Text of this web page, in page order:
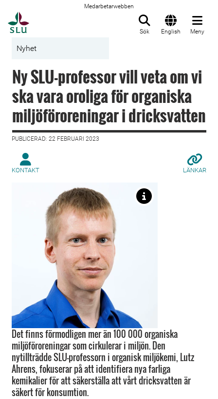
Medarbetarwebben
Sök English Meny
Nyhet
Ny SLU-professor vill veta om vi
ska vara oroliga för organiska
miljöföroreningar i dricksvatten
PUBLICERAD: 22 FEBRUARI 2023
KONTAKT LÄNKAR
Det finns förmodligen mer än 100 000 organiska
miljöföroreningar som cirkulerar i miljön. Den
nytillträdde SLU-professorn i organisk miljökemi, Lutz
Ahrens, fokuserar på att identifiera nya farliga
kemikalier för att säkerställa att vårt dricksvatten är
säkert för konsumtion.